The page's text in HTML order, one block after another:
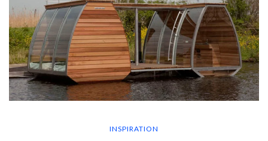
INSPIRATION